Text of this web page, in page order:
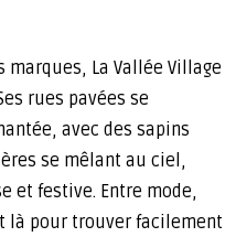
marques, La Vallée Village
rues pavées se
avec des sapins
se mêlant au ciel,
et festive. Entre mode,
là pour trouver facilement